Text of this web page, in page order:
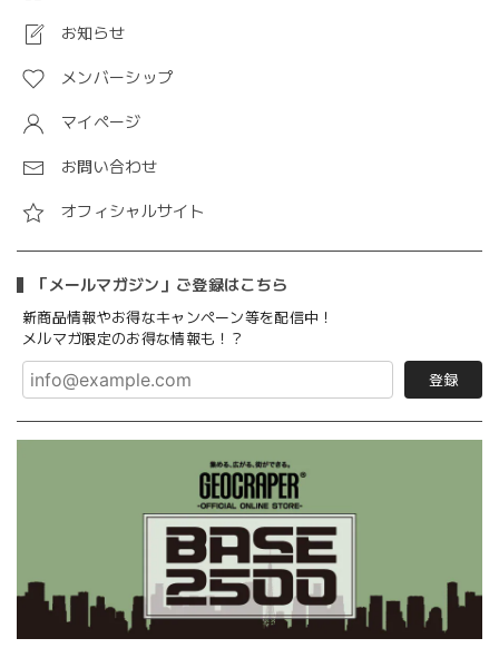
お知らせ
メンバーシップ
マイページ
お問い合わせ
オフィシャルサイト
「メールマガジン」ご登録はこちら
新商品情報やお得なキャンペーン等を配信中！
メルマガ限定のお得な情報も！？
登録